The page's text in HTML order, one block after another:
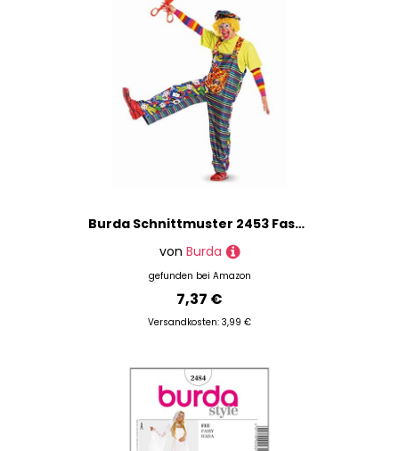
Burda Schnittmuster 2453 Faschingskost?m Gr. Damen 40-54
von Burda
gefunden bei Amazon
7,37 €
Versandkosten: 3,99 €